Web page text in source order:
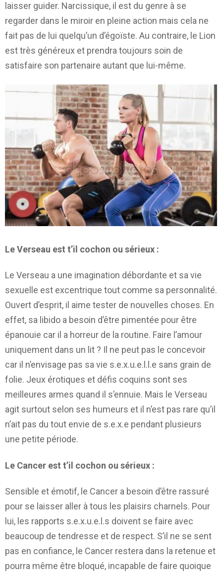
laisser guider. Narcissique, il est du genre à se
regarder dans le miroir en pleine action mais cela ne
fait pas de lui quelqu’un d’égoïste. Au contraire, le Lion
est très généreux et prendra toujours soin de
satisfaire son partenaire autant que lui-même.
Le Verseau est t’il cochon ou sérieux :
Le Verseau a une imagination débordante et sa vie
sexuelle est excentrique tout comme sa personnalité.
Ouvert d’esprit, il aime tester de nouvelles choses. En
effet, sa libido a besoin d’être pimentée pour être
épanouie car il a horreur de la routine. Faire l’amour
uniquement dans un lit ? Il ne peut pas le concevoir
car il n’envisage pas sa vie s.e.x.u.e.l.l.e sans grain de
folie. Jeux érotiques et défis coquins sont ses
meilleures armes quand il s’ennuie. Mais le Verseau
agit surtout selon ses humeurs et il n’est pas rare qu’il
n’ait pas du tout envie de s.e.x.e pendant plusieurs
une petite période.
Le Cancer est t’il cochon ou sérieux :
Sensible et émotif, le Cancer a besoin d’être rassuré
pour se laisser aller à tous les plaisirs charnels. Pour
lui, les rapports s.e.x.u.e.l.s doivent se faire avec
beaucoup de tendresse et de respect. S’il ne se sent
pas en confiance, le Cancer restera dans la retenue et
pourra même être bloqué, incapable de faire quoique